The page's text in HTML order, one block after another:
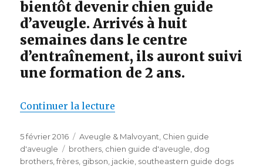
bientôt devenir chien guide
d’aveugle. Arrivés à huit
semaines dans le centre
d’entraînement, ils auront suivi
une formation de 2 ans.
Continuer la lecture
Publié
le
5 février 2016 Catégories
Aveugle & Malvoyant Chien guide
d'aveugle
Étiquettes
brothers chien guide d'aveugle dog
brothers ,frères gibson jackie southeastern guide dogs